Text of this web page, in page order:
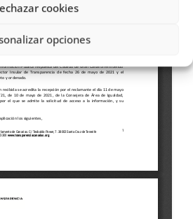
cookies
opciones